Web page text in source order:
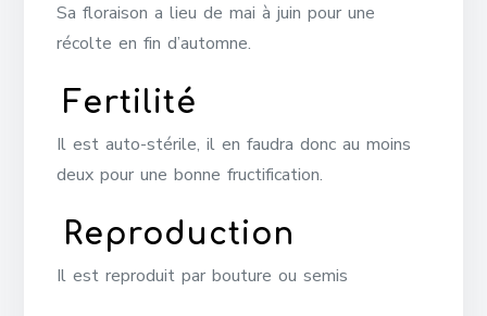
Sa floraison a lieu de mai à juin pour une
récolte en fin d’automne.
Fertilité
Il est auto-stérile, il en faudra donc au moins
deux pour une bonne fructification.
Reproduction
Il est reproduit par bouture ou semis